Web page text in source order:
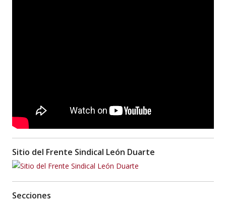
Sitio del Frente Sindical León Duarte
Secciones